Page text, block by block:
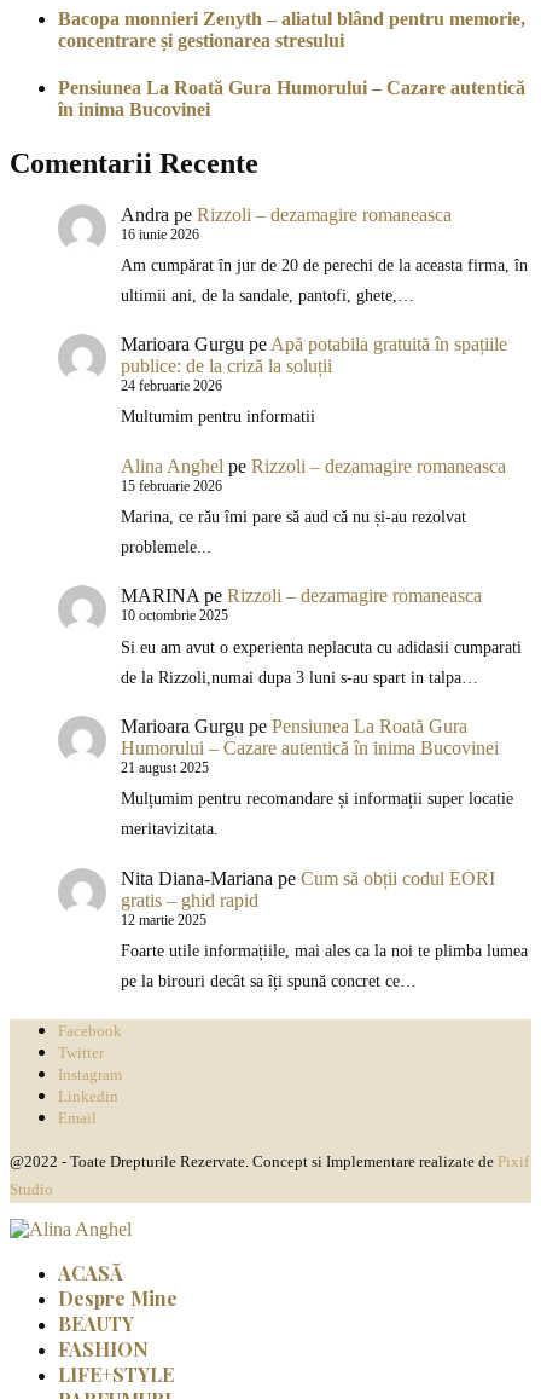
Bacopa monnieri Zenyth – aliatul blând pentru memorie,
concentrare și gestionarea stresului
Pensiunea La Roată Gura Humorului – Cazare autentică
în inima Bucovinei
Comentarii Recente
Andra pe Rizzoli – dezamagire romaneasca
16 iunie 2026
Am cumpărat în jur de 20 de perechi de la aceasta firma, în
ultimii ani, de la sandale, pantofi, ghete,…
Marioara Gurgu pe Apă potabila gratuită în spațiile
publice: de la criză la soluții
24 februarie 2026
Multumim pentru informatii
Alina Anghel pe Rizzoli – dezamagire romaneasca
15 februarie 2026
Marina, ce rău îmi pare să aud că nu și-au rezolvat
problemele...
MARINApe Rizzoli – dezamagire romaneasca
10 octombrie 2025
Si eu am avut o experienta neplacuta cu adidasii cumparati
de la Rizzoli,numai dupa 3 luni s-au spart in talpa…
Marioara Gurgu pe Pensiunea La Roată Gura
Humorului – Cazare autentică în inima Bucovinei
21 august 2025
Mulțumim pentru recomandare și informații super locatie
meritavizitata.
Nita Diana-Mariana pe Cum să obții codul EORI
gratis – ghid rapid
12 martie 2025
Foarte utile informațiile, mai ales ca la noi te plimba lumea
pe la birouri decât sa îți spună concret ce…
Facebook
Twitter
Instagram
Linkedin
Email
@2022 - Toate Drepturile Rezervate. Concept si Implementare realizate de Pixif
Studio
ACASĂ
Despre Mine
BEAUTY
FASHION
LIFE+STYLE